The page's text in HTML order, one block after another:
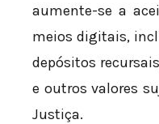
aumente-se a
meios digitais,
depósitos
e outros valores
Justiça.